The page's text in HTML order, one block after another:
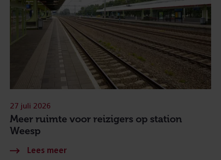
Meer ruimte voor reizigers op station
Weesp
27 juli 2026